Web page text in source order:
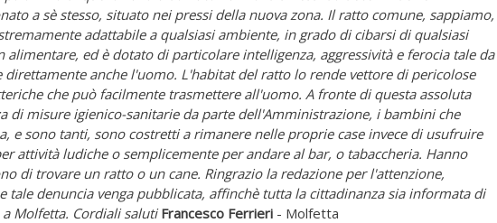
a sè stesso, situato nei pressi della nuova zona. Il ratto comune, sappiamo,
adattabile a qualsiasi ambiente, in grado di cibarsi di qualsiasi
alimentare, ed è dotato di particolare intelligenza, aggressività e ferocia tale da
direttamente anche l'uomo. L'habitat del ratto lo rende vettore di pericolose
che può facilmente trasmettere all'uomo. A fronte di questa assoluta
di misure igienico-sanitarie da parte dell'Amministrazione, i bambini che
e sono tanti, sono costretti a rimanere nelle proprie case invece di usufruire
attività ludiche o semplicemente per andare al bar, o tabaccheria. Hanno
di trovare un ratto o un cane. Ringrazio la redazione per l'attenzione,
tale denuncia venga pubblicata, affinchè tutta la cittadinanza sia informata di
Molfetta. Cordiali saluti Francesco Ferrieri - Molfetta